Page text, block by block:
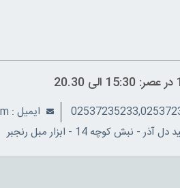
ايميل : info@ranjbarco.com
کوچه 14 - ابزار مبل رنجبر